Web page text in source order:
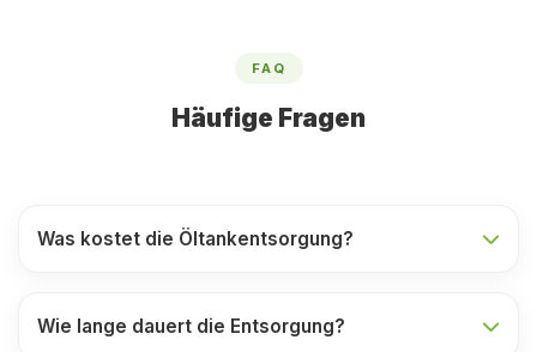
FAQ
Häufige Fragen
Was kostet die Öltankentsorgung?
Wie lange dauert die Entsorgung?